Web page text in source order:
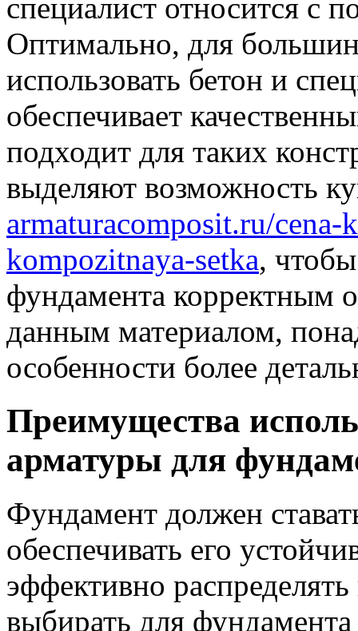
специалист относится
Оптимально, для
использовать бетон и
обеспечивает
подходит для таких
выделяют возможность
armaturacomposit.ru/cena-
kompozitnaya-setka,
фундамента корректным
данным материалом,
особенности более
Преимущества
арматуры для
Фундамент должен
обеспечивать его
эффективно
выбирать для